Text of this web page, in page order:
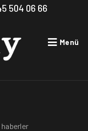
504 06 66
Menü